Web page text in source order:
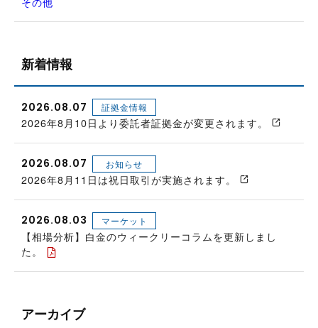
新着情報
2026.08.07 証拠金情報
2026年8月10日より委託者証拠金が変更されます。
2026.08.07 お知らせ
2026年8月11日は祝日取引が実施されます。
2026.08.03 マーケット
【相場分析】白金のウィークリーコラムを更新しまし
た。
アーカイブ